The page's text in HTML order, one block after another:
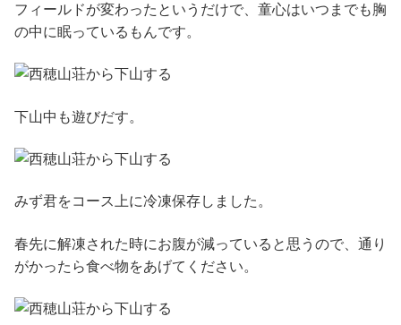
フィールドが変わったというだけで、童心はいつまでも胸
の中に眠っているもんです。
下山中も遊びだす。
みず君をコース上に冷凍保存しました。
春先に解凍された時にお腹が減っていると思うので、通り
がかったら食べ物をあげてください。